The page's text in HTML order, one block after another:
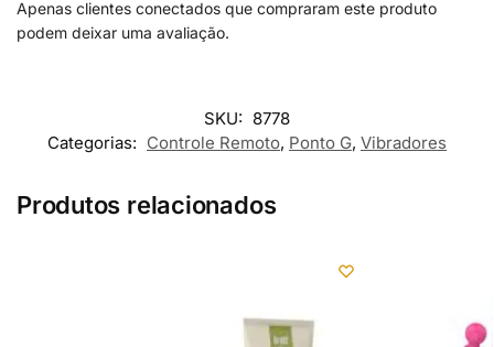
Apenas clientes conectados que compraram este produto
podem deixar uma avaliação.
SKU: 8778
Categorias: Controle Remoto, Ponto G, Vibradores
Produtos relacionados